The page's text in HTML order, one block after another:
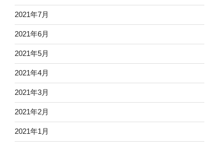
2021年7月
2021年6月
2021年5月
2021年4月
2021年3月
2021年2月
2021年1月